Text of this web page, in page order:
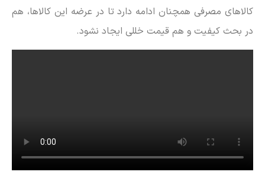
کالاهای مصرفی همچنان ادامه دارد تا در عرضه این کالاها، هم
در بحث کیفیت و هم قیمت خللی ایجاد نشود.